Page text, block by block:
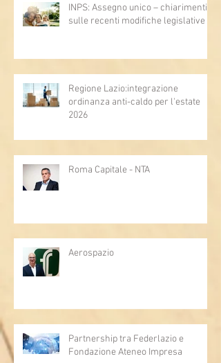
INPS: Assegno unico – chiarimenti
sulle recenti modifiche legislative
Regione Lazio:integrazione
ordinanza anti-caldo per l'estate
2026
Roma Capitale - NTA
Aerospazio
Partnership tra Federlazio e
Fondazione Ateneo Impresa